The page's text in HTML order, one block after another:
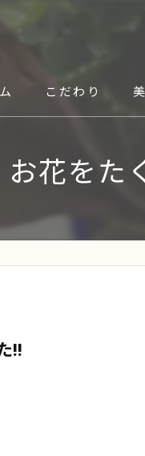
こだわり
お花をた
‼️